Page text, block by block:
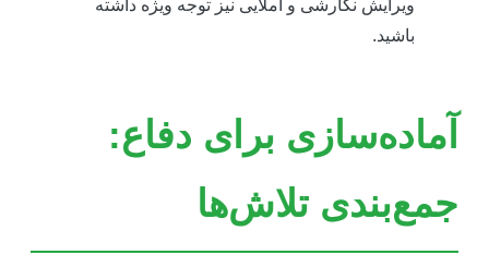
ویرایش نگارشی و املایی نیز توجه ویژه داشته
باشید.
برای دفاع:
تلاش‌ها